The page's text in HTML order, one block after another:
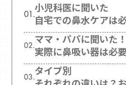
小児科医に聞いた
自宅での鼻水ケアは
ママ・パパに聞いた！
実際に鼻吸い器は必
タイプ別